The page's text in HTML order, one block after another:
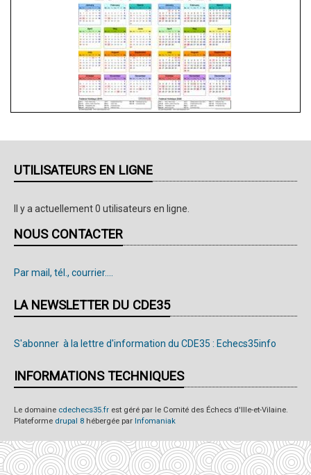
UTILISATEURS EN LIGNE
Il y a actuellement 0 utilisateurs en ligne.
NOUS CONTACTER
Par mail, tél., courrier....
LA NEWSLETTER DU CDE35
S'abonner à la lettre d'information du CDE35 : Echecs35info
INFORMATIONS TECHNIQUES
Le domaine cdechecs35.fr est géré par le Comité des Échecs d'Ille-et-Vilaine.
Plateforme drupal 8 hébergée par Infomaniak